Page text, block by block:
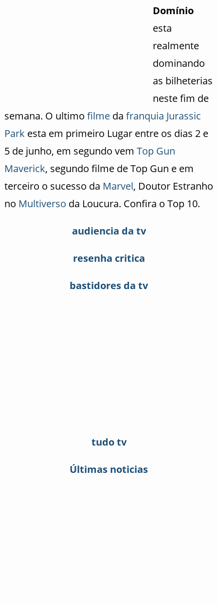
Domínio
esta
realmente
dominando
as bilheterias
neste fim de
semana. O ultimo filmeda franquia Jurassic
Park esta em primeiro Lugar entre os dias 2 e
5 de junho, em segundo vem Top Gun
Maverick, segundo filme de Top Gun e em
terceiro o sucesso da Marvel, Doutor Estranho
no Multiverso da Loucura. Confira o Top 10.
audiencia da tv
resenha critica
bastidores da tv
tudo tv
Últimas noticias